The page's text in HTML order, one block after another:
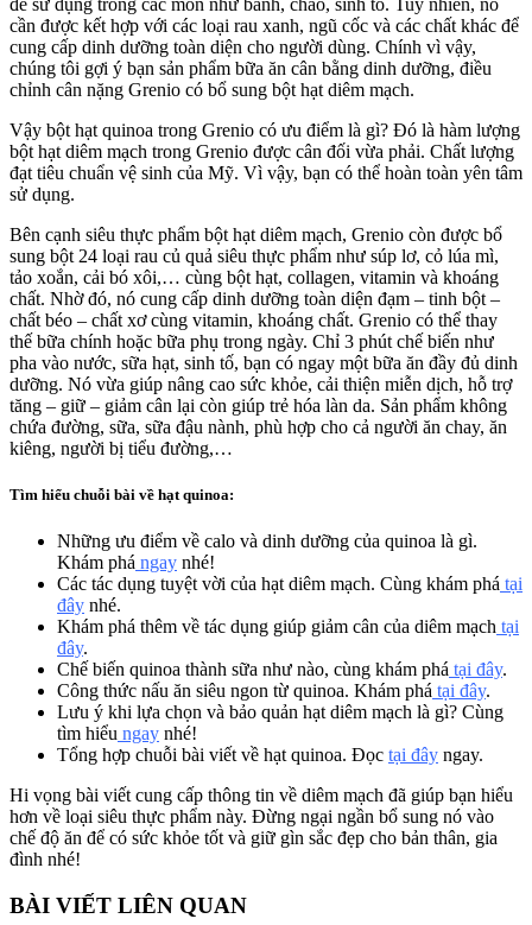
để sử dụng trong các món như bánh, cháo, sinh tố. Tuy nhiên, nó
cần được kết hợp với các loại rau xanh, ngũ cốc và các chất khác để
cung cấp dinh dưỡng toàn diện cho người dùng. Chính vì vậy,
chúng tôi gợi ý bạn sản phẩm bữa ăn cân bằng dinh dưỡng, điều
chỉnh cân nặng Grenio có bổ sung bột hạt diêm mạch.
Vậy bột hạt quinoa trong Grenio có ưu điểm là gì? Đó là hàm lượng
bột hạt diêm mạch trong Grenio được cân đối vừa phải. Chất lượng
đạt tiêu chuẩn vệ sinh của Mỹ. Vì vậy, bạn có thể hoàn toàn yên tâm
sử dụng.
Bên cạnh siêu thực phẩm bột hạt diêm mạch, Grenio còn được bổ
sung bột 24 loại rau củ quả siêu thực phẩm như súp lơ, cỏ lúa mì,
tảo xoắn, cải bó xôi,… cùng bột hạt, collagen, vitamin và khoáng
chất. Nhờ đó, nó cung cấp dinh dưỡng toàn diện đạm – tinh bột –
chất béo – chất xơ cùng vitamin, khoáng chất. Grenio có thể thay
thế bữa chính hoặc bữa phụ trong ngày. Chỉ 3 phút chế biến như
pha vào nước, sữa hạt, sinh tố, bạn có ngay một bữa ăn đầy đủ dinh
dưỡng. Nó vừa giúp nâng cao sức khỏe, cải thiện miễn dịch, hỗ trợ
tăng – giữ – giảm cân lại còn giúp trẻ hóa làn da. Sản phẩm không
chứa đường, sữa, sữa đậu nành, phù hợp cho cả người ăn chay, ăn
kiêng, người bị tiểu đường,…
Tìm hiểu chuỗi bài về hạt quinoa:
Những ưu điểm về calo và dinh dưỡng của quinoa là gì.
Khám phá ngay nhé!
Các tác dụng tuyệt vời của hạt diêm mạch. Cùng khám phá tại
đây nhé.
Khám phá thêm về tác dụng giúp giảm cân của diêm mạch tại
đây.
Chế biến quinoa thành sữa như nào, cùng khám phá tại đây.
Công thức nấu ăn siêu ngon từ quinoa. Khám phá tại đây.
Lưu ý khi lựa chọn và bảo quản hạt diêm mạch là gì? Cùng
tìm hiểu ngay nhé!
Tổng hợp chuỗi bài viết về hạt quinoa. Đọc tại đây ngay.
Hi vọng bài viết cung cấp thông tin về diêm mạch đã giúp bạn hiểu
hơn về loại siêu thực phẩm này. Đừng ngại ngần bổ sung nó vào
chế độ ăn để có sức khỏe tốt và giữ gìn sắc đẹp cho bản thân, gia
đình nhé!
BÀI VIẾT LIÊN QUAN